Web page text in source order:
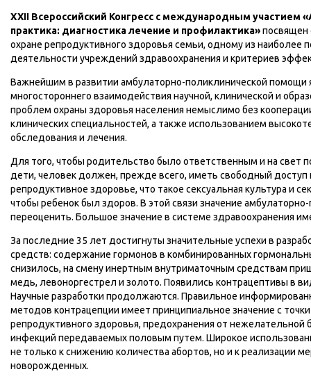
XXII Всероссийский Конгресс с международным участием
практика: диагностика лечение и профилактика»посвящен
охране репродуктивного здоровья семьи, одному из наиболее
деятельности учреждений здравоохранения и критериев
Важнейшим в развитии амбулаторно-поликлинической помощи
многостороннего взаимодействия научной, клинической и
проблем охраны здоровья населения немыслимо без
клинических специальностей, а также использованием
обследования и лечения.
Для того, чтобы родительство было ответственным и на свет
дети, человек должен, прежде всего, иметь свободный доступ
репродуктивное здоровье, что такое сексуальная культура и
чтобы ребенок был здоров. В этой связи значение
переоценить. Большое значение в системе здравоохранения
За последние 35 лет достигнуты значительные успехи в
средств: содержание гормонов в комбинированных
снизилось, на смену инертным внутриматочным средствам
медь, левоноргестрел и золото. Появились контрацептивы в
Научные разработки продолжаются. Правильное
методов контрацепции имеет принципиальное значение с
репродуктивного здоровья, предохранения от нежелательной
инфекций передаваемых половым путем. Широкое
не только к снижению количества абортов, но и к реализации
новорожденных.